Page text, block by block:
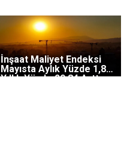
İnşaat Maliyet Endeksi
Mayısta Aylık Yüzde 1,87,
Yıllık Yüzde 29,84 Arttı